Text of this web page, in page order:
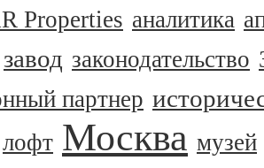
Properties аналитика
завод законодательство
партнер
лофт Москва музей